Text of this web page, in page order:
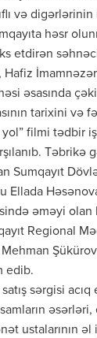
və digərlərinin
həsr
etdirən
Hafiz
əsasında
tarixini və
filmi tədbir
Təbrikə
Sumqayıt
Ellada
əməyi olan
Regional
edib.
sərgisi
ustalarının əl